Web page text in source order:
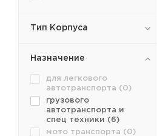
Тип Корпуса
Назначение
для легкового
автотранспорта ( 0)
грузового
автотранспорта и
спец техники (6)
мото транспорта ( 0)